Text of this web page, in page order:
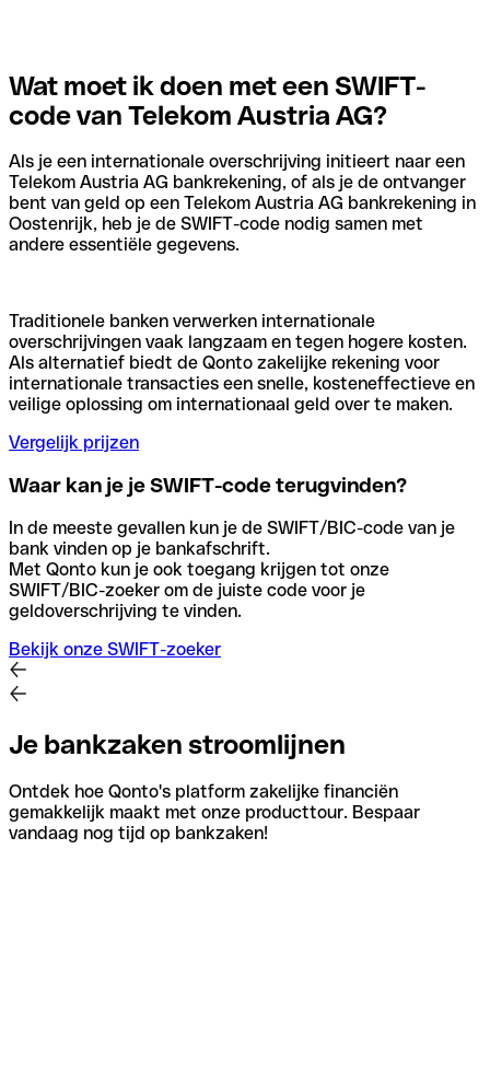
Wat moet ik doen met een SWIFT-
code van Telekom Austria AG?
Als je een internationale overschrijving initieert naar een
Telekom Austria AG bankrekening, of als je de ontvanger
bent van geld op een Telekom Austria AG bankrekening in
Oostenrijk, heb je de SWIFT-code nodig samen met
andere essentiële gegevens.
Traditionele banken verwerken internationale
overschrijvingen vaak langzaam en tegen hogere kosten.
Als alternatief biedt de Qonto zakelijke rekening voor
internationale transacties een snelle, kosteneffectieve en
veilige oplossing om internationaal geld over te maken.
Vergelijk prijzen
Waar kan je je SWIFT-code terugvinden?
In de meeste gevallen kun je de SWIFT/BIC-code van je
bank vinden op je bankafschrift.
Met Qonto kun je ook toegang krijgen tot onze
SWIFT/BIC-zoeker om de juiste code voor je
geldoverschrijving te vinden.
Bekijk onze SWIFT-zoeker
Je bankzaken stroomlijnen
Ontdek hoe Qonto's platform zakelijke financiën
gemakkelijk maakt met onze producttour. Bespaar
vandaag nog tijd op bankzaken!